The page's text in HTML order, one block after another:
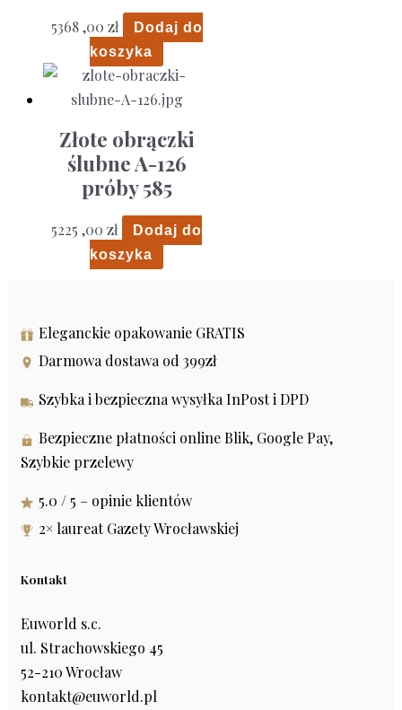
5368 ,00 zł
Dodaj do
koszyka
Złote obrączki
ślubne A-126
próby 585
5225 ,00 zł
Dodaj do
koszyka
Eleganckie opakowanie GRATIS
Darmowa dostawa od 399zł
Szybka i bezpieczna wysyłka InPost i DPD
Bezpieczne płatności online Blik, Google Pay,
Szybkie przelewy
5.0 / 5 – opinie klientów
2× laureat Gazety Wrocławskiej
Kontakt
Euworld s.c.
ul. Strachowskiego 45
52-210 Wrocław
kontakt@euworld.pl